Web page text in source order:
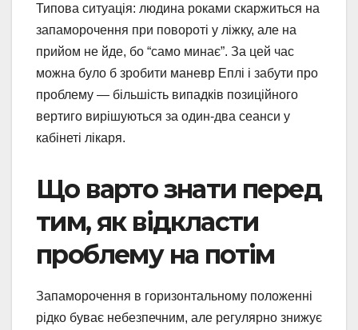
Типова ситуація: людина роками скаржиться на
запаморочення при повороті у ліжку, але на
прийом не йде, бо “само минає”. За цей час
можна було б зробити маневр Еплі і забути про
проблему — більшість випадків позиційного
вертиго вирішуються за один-два сеанси у
кабінеті лікаря.
Що варто знати перед
тим, як відкласти
проблему на потім
Запаморочення в горизонтальному положенні
рідко буває небезпечним, але регулярно знижує